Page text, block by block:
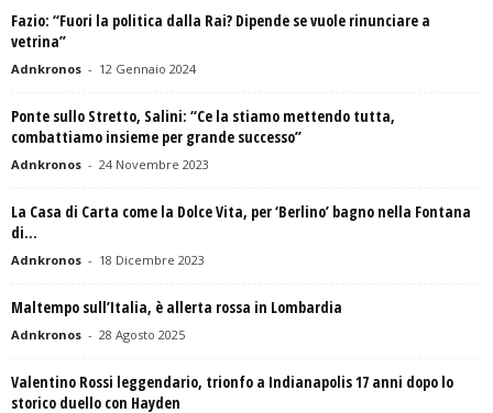
Fazio: “Fuori la politica dalla Rai? Dipende se vuole rinunciare a
vetrina”
Adnkronos - 12 Gennaio 2024
Ponte sullo Stretto, Salini: “Ce la stiamo mettendo tutta,
combattiamo insieme per grande successo”
Adnkronos - 24 Novembre 2023
La Casa di Carta come la Dolce Vita, per ‘Berlino’ bagno nella Fontana
di...
Adnkronos - 18 Dicembre 2023
Maltempo sull’Italia, è allerta rossa in Lombardia
Adnkronos - 28 Agosto 2025
Valentino Rossi leggendario, trionfo a Indianapolis 17 anni dopo lo
storico duello con Hayden